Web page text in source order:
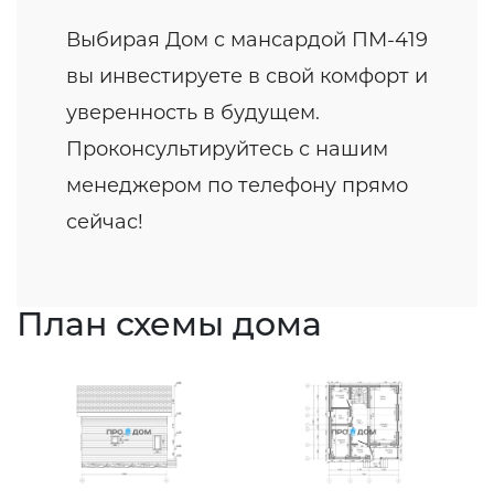
Выбирая Дом с мансардой ПМ-419
вы инвестируете в свой комфорт и
уверенность в будущем.
Проконсультируйтесь с нашим
менеджером по телефону прямо
сейчас!
План схемы дома